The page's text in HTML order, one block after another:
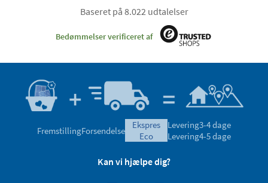
Baseret på 8.022 udtalelser
Bedømmelser verificeret af
FremstillingForsendelse
ekspres
eco
Levering3-4 dage
Levering4-5 dage
Kan vi hjælpe dig?